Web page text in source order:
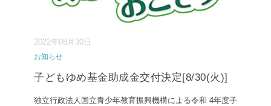
2022年08月30日
お知らせ
子どもゆめ基金助成金交付決定[8/30(火)]
独立行政法人国立青少年教育振興機構による令和 4年度子